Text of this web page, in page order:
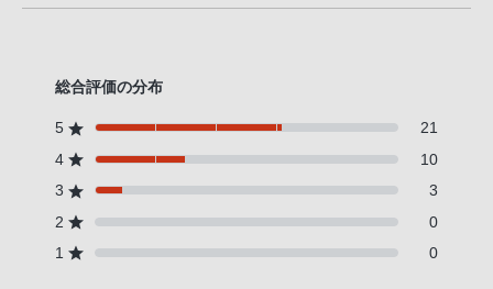
総合評価の分布
5
21
4
10
3
3
2
0
1
0